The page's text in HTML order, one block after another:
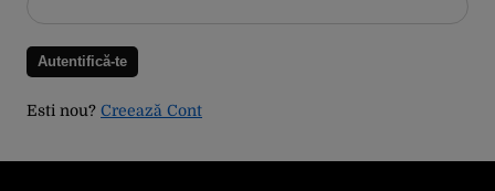
Esti nou? Creează Cont